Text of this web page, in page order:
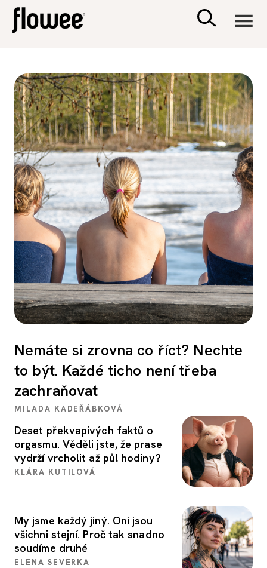
ZDRAVÍ
PSYCHOLOGIE
RODINA A DĚTI
SEX A VZTAHY
PORADNA
Nemáte si zrovna co říct? Nechte
to být. Každé ticho není třeba
zachraňovat
MILADA KADEŘÁBKOVÁ
Deset překvapivých faktů o
orgasmu. Věděli jste, že prase
vydrží vrcholit až půl hodiny?
KLÁRA KUTILOVÁ
My jsme každý jiný. Oni jsou
všichni stejní. Proč tak snadno
soudíme druhé
ELENA SEVERKA